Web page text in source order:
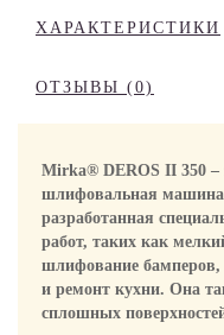
ХАРАКТЕРИСТИКИ
ОТЗЫВЫ (0)
Mirka® DEROS II 350 –
шлифовальная машина
разработанная
работ, таких как
шлифование бамперов,
и ремонт кухни. Она
сплошных